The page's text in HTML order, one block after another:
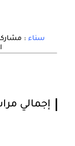
سناء :
إجمالي